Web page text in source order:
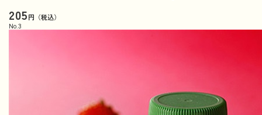
205円（税込）
No. 3